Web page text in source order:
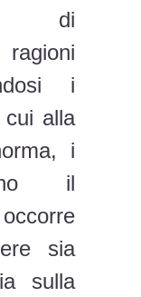
di
i
cui alla
i
il
sia
sulla